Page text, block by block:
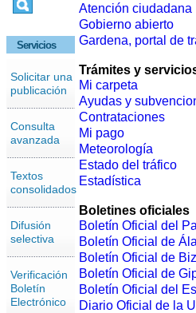
Servicios
Solicitar una
publicación
Consulta
avanzada
Textos
consolidados
Difusión
selectiva
Verificación
Boletín
Electrónico
Atención ciudadana
Gobierno abierto
Gardena, portal de
Trámites y
Mi carpeta
Ayudas y
Contrataciones
Mi pago
Meteorología
Estado del tráfico
Estadística
Boletines oficiales
Boletín Oficial del
Boletín Oficial de
Boletín Oficial de
Boletín Oficial de
Boletín Oficial del
Diario Oficial de la